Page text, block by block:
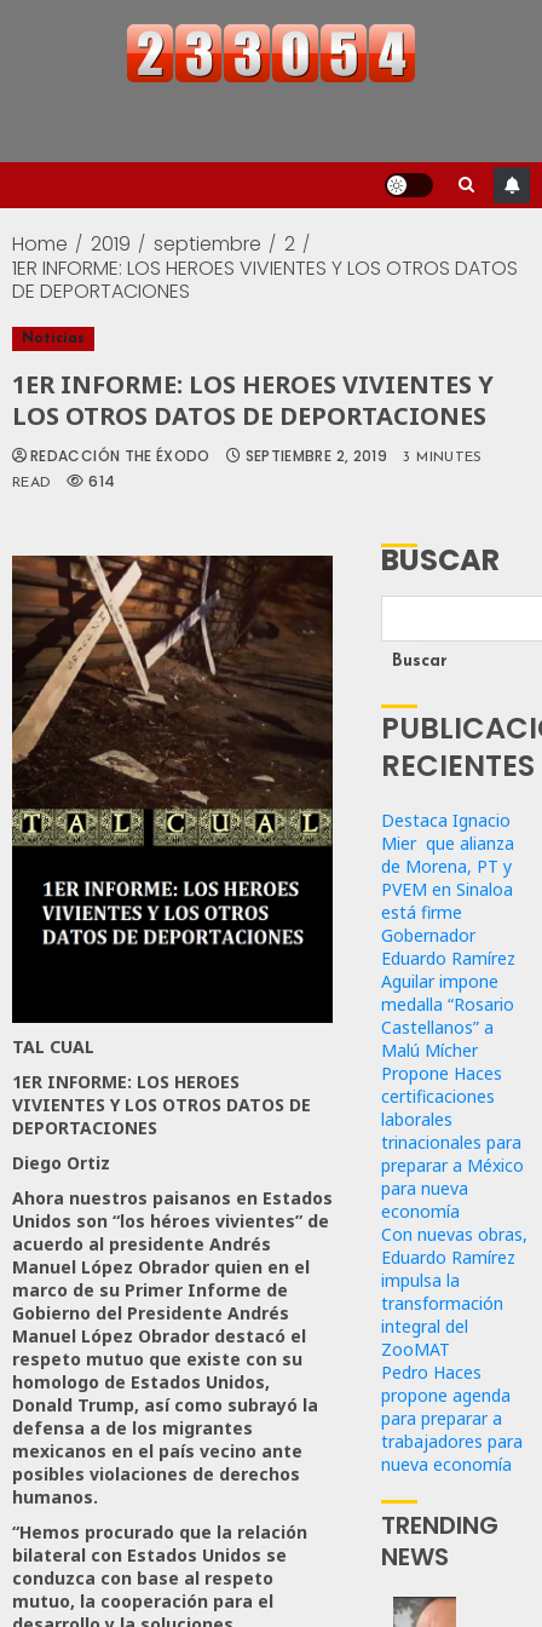
Home 2019 septiembre
2
1ER INFORME: LOS HEROES VIVIENTES Y LOS OTROS DATOS
DE DEPORTACIONES
Noticias
1ER INFORME: LOS HEROES VIVIENTES Y
LOS OTROS DATOS DE DEPORTACIONES
REDACCIÓN THE ÉXODO SEPTIEMBRE 2, 2019
3 MINUTES
READ
614
TAL CUAL
1ER INFORME: LOS HEROES
VIVIENTES Y LOS OTROS DATOS DE
DEPORTACIONES
Diego Ortiz
Ahora nuestros paisanos en Estados
Unidos son “los héroes vivientes” de
acuerdo al presidente Andrés
Manuel López Obrador quien en el
marco de su Primer Informe de
Gobierno del Presidente Andrés
Manuel López Obrador destacó el
respeto mutuo que existe con su
homologo de Estados Unidos,
Donald Trump, así como subrayó la
defensa a de los migrantes
mexicanos en el país vecino ante
posibles violaciones de derechos
humanos.
“Hemos procurado que la relación
bilateral con Estados Unidos se
conduzca con base al respeto
mutuo, la cooperación para el
BUSCAR
Buscar
RECIENTES
Destaca Ignacio
Mier que alianza
de Morena, PT y
PVEM en Sinaloa
está firme
Gobernador
Eduardo Ramírez
Aguilar impone
medalla “Rosario
Castellanos” a
Malú Mícher
Propone Haces
certificaciones
laborales
trinacionales para
preparar a México
para nueva
economía
Con nuevas obras,
Eduardo Ramírez
impulsa la
transformación
integral del
ZooMAT
Pedro Haces
propone agenda
para preparar a
trabajadores para
nueva economía
TRENDING
NEWS